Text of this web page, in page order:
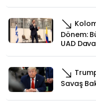
Dönem:
UAD
Savaş